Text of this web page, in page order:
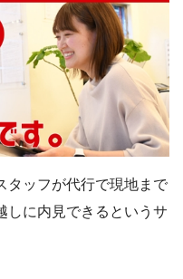
タッフが代行で現地まで
しに内見できるというサ